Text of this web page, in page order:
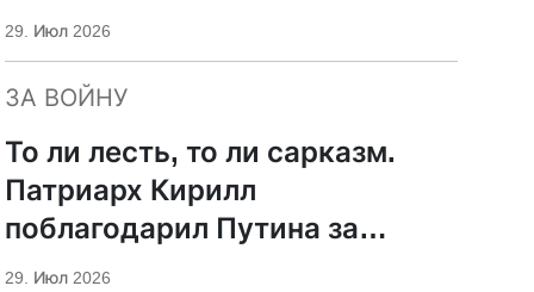
29. Июл 2026
ЗА ВОЙНУ
То ли лесть, то ли сарказм.
Патриарх Кирилл
поблагодарил Путина за
защиту суверенитета и
29. Июл 2026